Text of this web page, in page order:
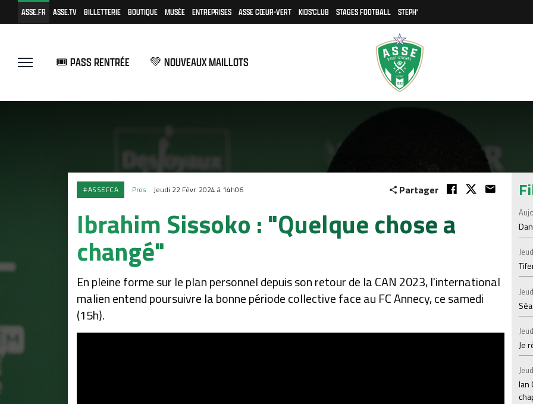
ASSE.FR ASSE.TV BILLETTERIE BOUTIQUE MUSÉE ENTREPRISES ASSE CŒUR-VERT KIDS'CLUB STAGES FOOTBALL STEPH'
🎟️ PASS RENTRÉE 💚 NOUVEAUX MAILLOTS
#ASSEFCA Pros Jeudi 22 Févr. 2024 à 14h06 Partager
Ibrahim Sissoko : "Quelque chose a
changé"
En pleine forme sur le plan personnel depuis son retour de la CAN 2023, l'international
malien entend poursuivre la bonne période collective face au FC Annecy, ce samedi
(15h).
Je
Ian